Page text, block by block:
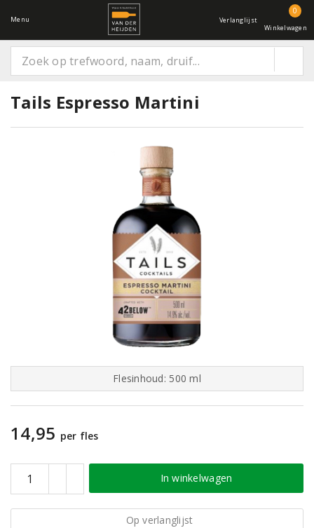
Menu Verlanglijst
0
Winkelwagen
Tails Espresso Martini
Flesinhoud: 500 ml
14,95 per fles
In winkelwagen
Op verlanglijst